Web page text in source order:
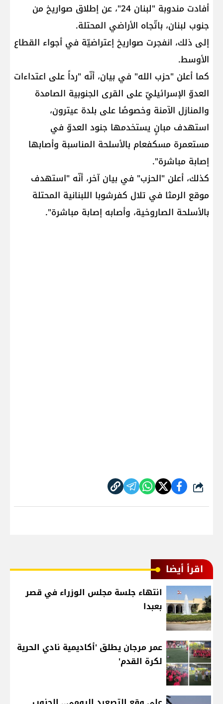
أفادت مندوبة "لبنان 24"، عن إطلاق صواريخ من
جنوب لبنان، باتّجاه الأراضي المحتلة.
إلى ذلك، انفجرت صواريخ إعتراضيّة في أجواء القطاع
الأوسط.
كما أعلن "حزب الله" في بيان، أنّه "رداً على اعتداءات
العدوّ الإسرائيليّ على القرى الجنوبية الصامدة
والمنازل الآمنة وخصوصًا على بلدة عيترون،
استهدف مبانٍ يستخدمها جنود العدوّ في
مستعمرة مسكفعام بالأسلحة ‏المناسبة وأصابها
إصابة مباشرة".
كذلك، أعلن "الحزب" في بيان آخر، أنّه "استهدف
موقع الرمثا في تلال كفرشوبا اللبنانية ‏المحتلة
بالأسلحة الصاروخية، وأصابه إصابة مباشرة".
شارك
اقرأ أيضا
انتهاء جلسة مجلس الوزراء في قصر
بعبدا
عمر مرجان يطلق 'أكاديمية نادي الحرية
لكرة القدم'